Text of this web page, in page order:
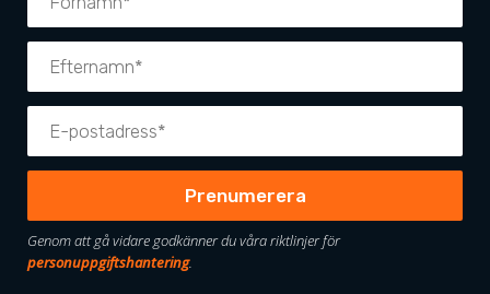
Genom att gå vidare godkänner du våra riktlinjer för
personuppgiftshantering.